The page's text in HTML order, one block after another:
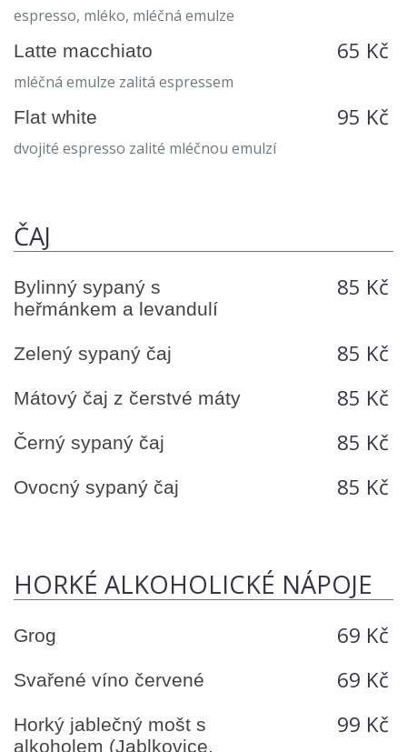
espresso, mléko, mléčná emulze
Latte macchiato 65 Kč
mléčná emulze zalitá espressem
Flat white 95 Kč
dvojité espresso zalité mléčnou emulzí
ČAJ
Bylinný sypaný s
heřmánkem a levandulí
85 Kč
Zelený sypaný čaj 85 Kč
Mátový čaj z čerstvé máty 85 Kč
Černý sypaný čaj 85 Kč
Ovocný sypaný čaj 85 Kč
HORKÉ ALKOHOLICKÉ NÁPOJE
Grog 69 Kč
Svařené víno červené 69 Kč
Horký jablečný mošt s
alkoholem (Jablkovice,
99 Kč